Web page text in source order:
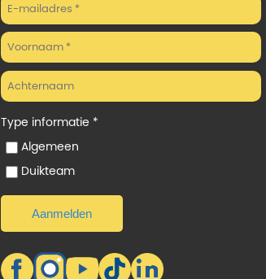
Type informatie *
Algemeen
Duikteam